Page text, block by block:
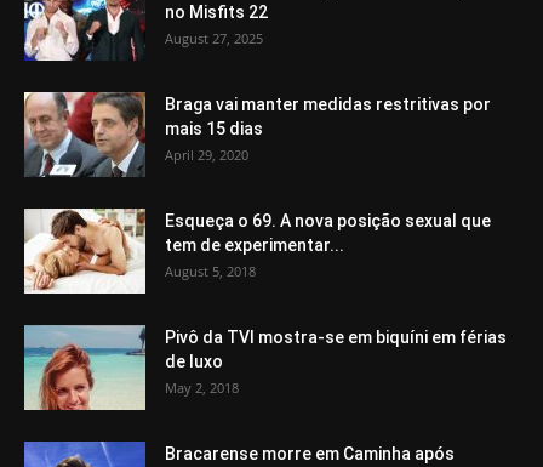
no Misfits 22
August 27, 2025
Braga vai manter medidas restritivas por
mais 15 dias
April 29, 2020
Esqueça o 69. A nova posição sexual que
tem de experimentar...
August 5, 2018
Pivô da TVI mostra-se em biquíni em férias
de luxo
May 2, 2018
Bracarense morre em Caminha após